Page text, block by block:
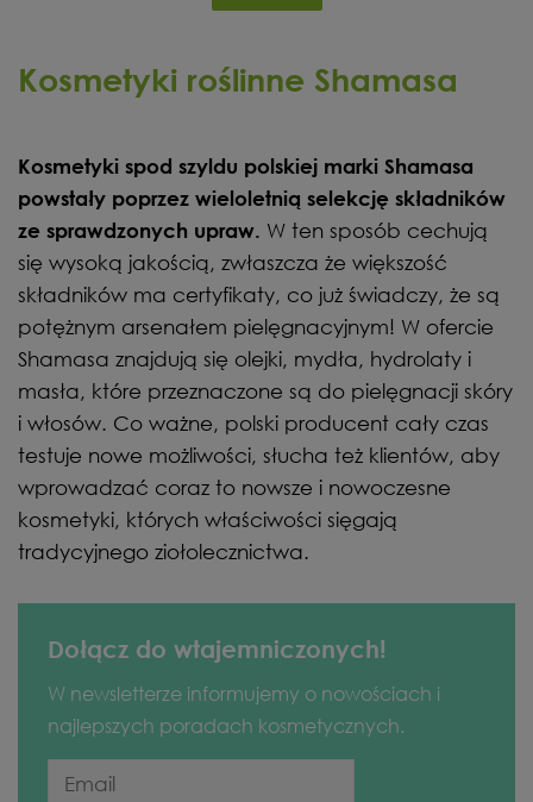
Kosmetyki roślinne Shamasa
Kosmetyki spod szyldu polskiej marki Shamasa
powstały poprzez wieloletnią selekcję składników
ze sprawdzonych upraw. W ten sposób cechują
się wysoką jakością, zwłaszcza że większość
składników ma certyfikaty, co już świadczy, że są
potężnym arsenałem pielęgnacyjnym! W ofercie
Shamasa znajdują się olejki, mydła, hydrolaty i
masła, które przeznaczone są do pielęgnacji skóry
i włosów. Co ważne, polski producent cały czas
testuje nowe możliwości, słucha też klientów, aby
wprowadzać coraz to nowsze i nowoczesne
kosmetyki, których właściwości sięgają
tradycyjnego ziołolecznictwa.
Dołącz do wtajemniczonych!
W newsletterze informujemy o nowościach i
najlepszych poradach kosmetycznych.